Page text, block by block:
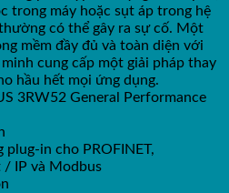
trong máy hoặc sụt áp trong hệ
có thể gây ra sự cố. Một
mềm đầy đủ và toàn diện với
cung cấp một giải pháp thay
hầu hết mọi ứng dụng.
3RW52 General Performance
in cho PROFINET,
/ IP và Modbus